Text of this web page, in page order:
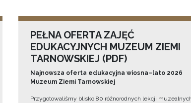
PEŁNA OFERTA ZAJĘĆ
EDUKACYJNYCH MUZEUM ZIEMI
TARNOWSKIEJ (PDF)
Najnowsza oferta edukacyjna wiosna–lato 2026
Muzeum Ziemi Tarnowskiej
Przygotowaliśmy blisko 80 różnorodnych lekcji